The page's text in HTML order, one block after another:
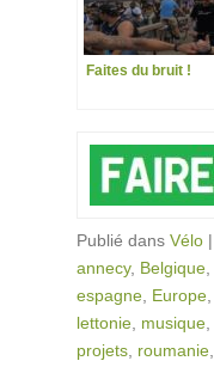
Faites du bruit !
Publié dans Vélo |
annecy, Belgique,
espagne, Europe,
lettonie, musique,
projets, roumanie,